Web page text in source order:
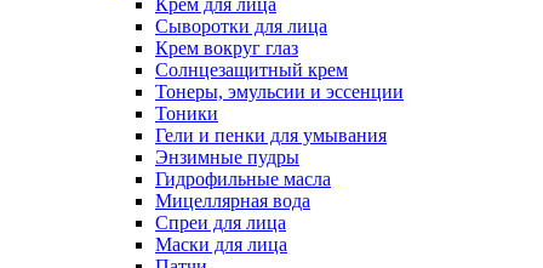
Сыворотки для лица
Крем вокруг глаз
Солнцезащитный крем
Тонеры, эмульсии и эссенции
Тоники
Гели и пенки для умывания
Энзимные пудры
Гидрофильные масла
Мицеллярная вода
Спреи для лица
Маски для лица